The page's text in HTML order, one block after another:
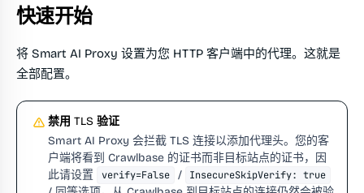
快速开始
将 Smart AI Proxy 设置为您 HTTP 客户端中的代理。这就是
全部配置。
禁用 TLS 验证
Smart AI Proxy 会拦截 TLS 连接以添加代理头。您的客
户端将看到 Crawlbase 的证书而非目标站点的证书，因
此请设置
verify=False / InsecureSkipVerify: true